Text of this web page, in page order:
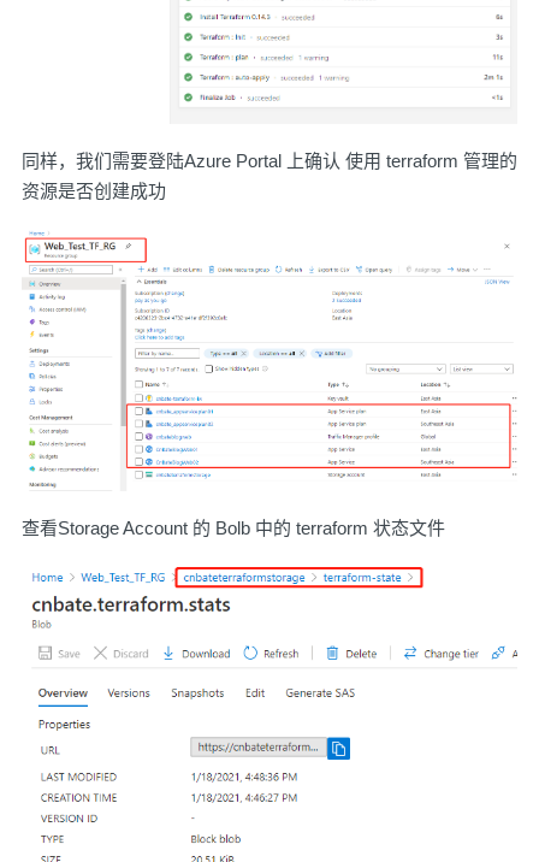
同样，我们需要登陆Azure Portal 上确认 使用 terraform 管理的
资源是否创建成功
查看Storage Account 的 Bolb 中的 terraform 状态文件